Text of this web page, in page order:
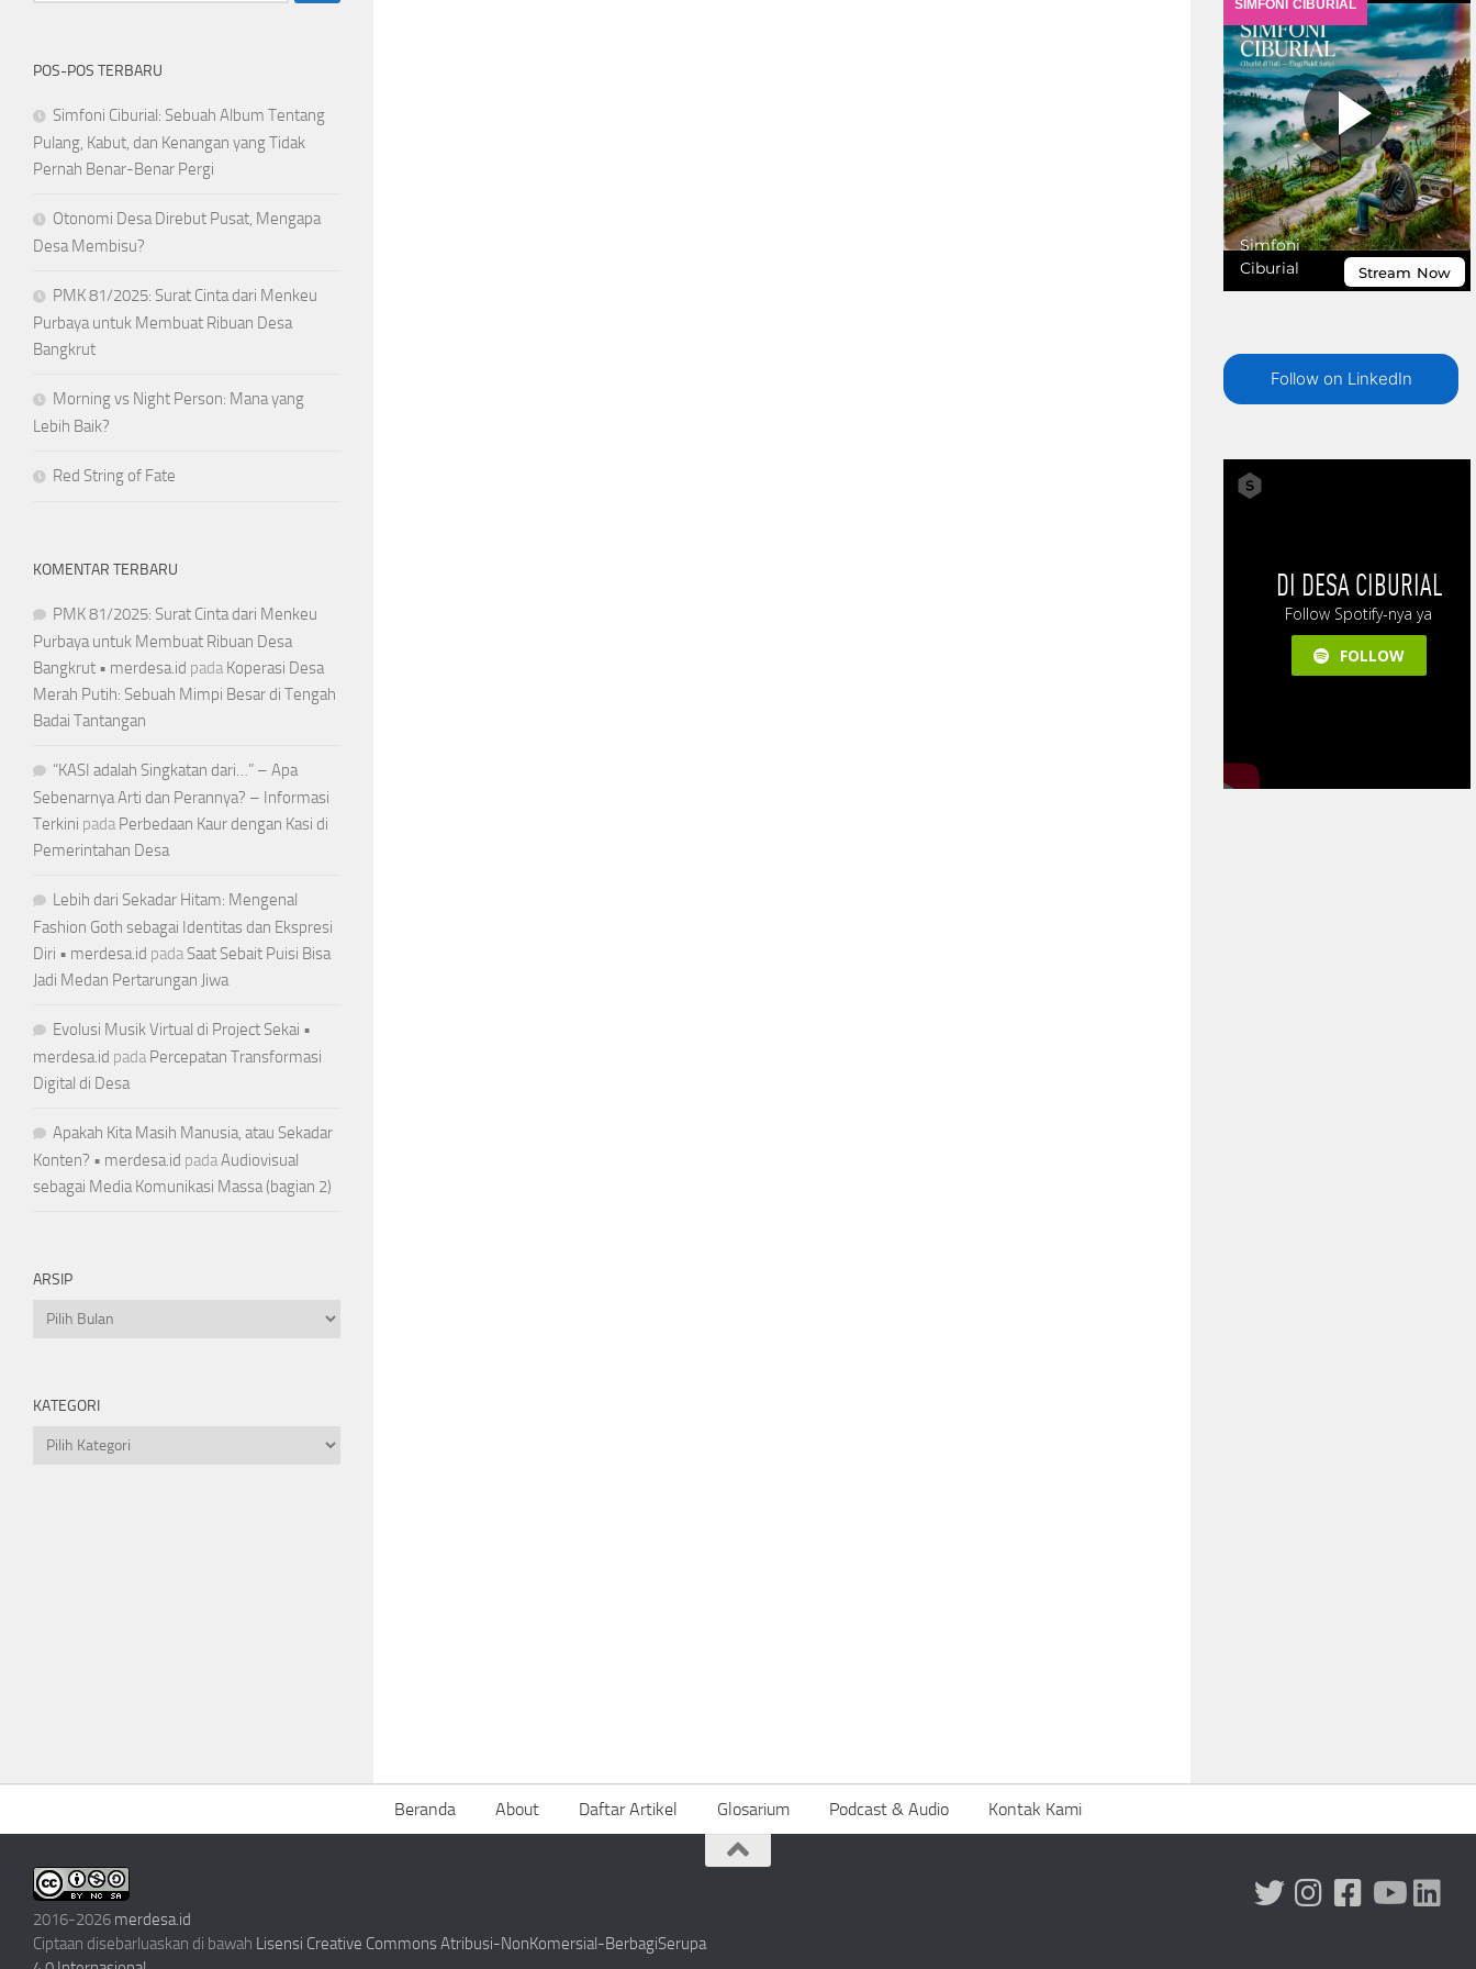
POS-POS TERBARU
Simfoni Ciburial: Sebuah Album Tentang
Pulang, Kabut, dan Kenangan yang Tidak
Pernah Benar-Benar Pergi
Otonomi Desa Direbut Pusat, Mengapa
Desa Membisu?
PMK 81/2025: Surat Cinta dari Menkeu
Purbaya untuk Membuat Ribuan Desa
Bangkrut
Morning vs Night Person: Mana yang
Lebih Baik?
Red String of Fate
KOMENTAR TERBARU
PMK 81/2025: Surat Cinta dari Menkeu
Purbaya untuk Membuat Ribuan Desa
Bangkrut • merdesa.id pada Koperasi Desa
Merah Putih: Sebuah Mimpi Besar di Tengah
Badai Tantangan
“KASI adalah Singkatan dari…” – Apa
Sebenarnya Arti dan Perannya? – Informasi
Terkini pada Perbedaan Kaur dengan Kasi di
Pemerintahan Desa
Lebih dari Sekadar Hitam: Mengenal
Fashion Goth sebagai Identitas dan Ekspresi
Diri • merdesa.id pada Saat Sebait Puisi Bisa
Jadi Medan Pertarungan Jiwa
Evolusi Musik Virtual di Project Sekai •
merdesa.id pada Percepatan Transformasi
Digital di Desa
Apakah Kita Masih Manusia, atau Sekadar
Konten? • merdesa.id padaAudiovisual
sebagai Media Komunikasi Massa (bagian 2)
ARSIP
Arsip
KATEGORI
Kategori
Follow on LinkedIn
Beranda About Daftar Artikel Glosarium Podcast & Audio Kontak Kami
2016-2026 merdesa.id
Ciptaan disebarluaskan di bawah Lisensi Creative Commons Atribusi-NonKomersial-BerbagiSerupa